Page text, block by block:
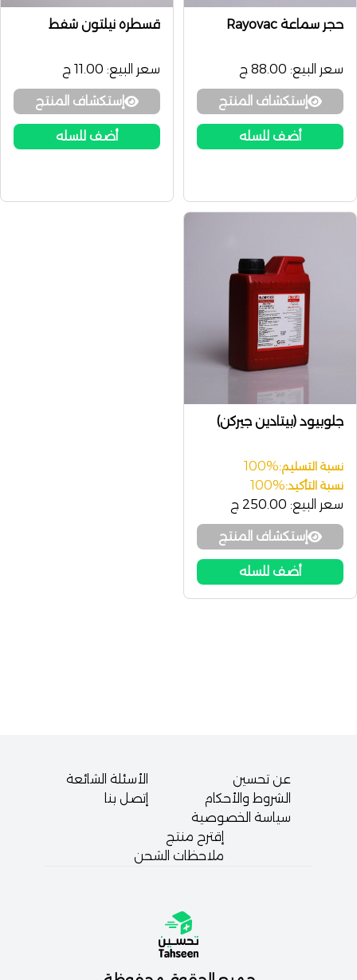
حجر سماعة Rayovac
سعر البيع: 88.00 ج
إستكشاف المنتج
أضف للسله
قسطره نيلتون شفط
سعر البيع: 11.00 ج
إستكشاف المنتج
أضف للسله
جلوبيود (بيتادين جيركن)
نسبة التسليم:100%
نسبة التأكيد:100%
سعر البيع: 250.00 ج
إستكشاف المنتج
أضف للسله
عن تحسين
الشروط والأحكام
سياسة الخصوصية
الأسئلة الشائعة
إتصل بنا
إقترح منتج
ملاحظات الشحن